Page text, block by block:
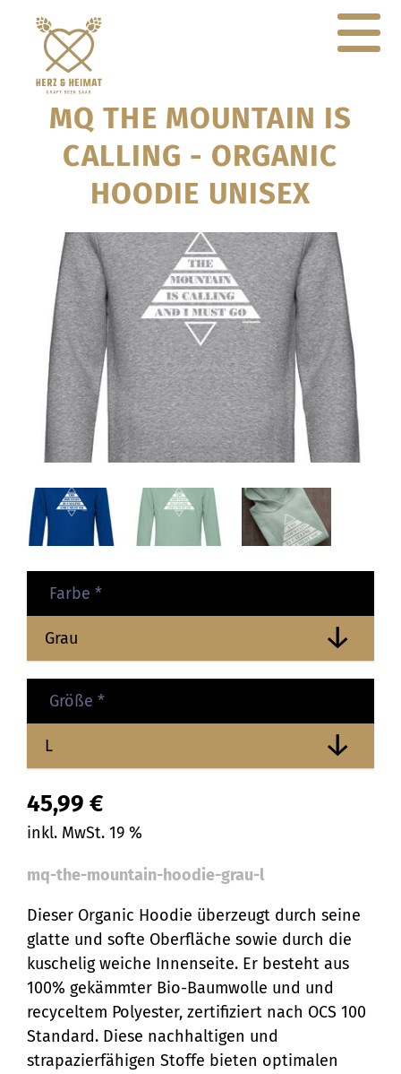
MQ THE MOUNTAIN IS
CALLING - ORGANIC
HOODIE UNISEX
Farbe *
Größe *
45,99 €
inkl. MwSt. 19 %
mq-the-mountain-hoodie-grau-l
Dieser Organic Hoodie überzeugt durch seine
glatte und softe Oberfläche sowie durch die
kuschelig weiche Innenseite. Er besteht aus
100% gekämmter Bio-Baumwolle und und
recyceltem Polyester, zertifiziert nach OCS 100
Standard. Diese nachhaltigen und
strapazierfähigen Stoffe bieten optimalen